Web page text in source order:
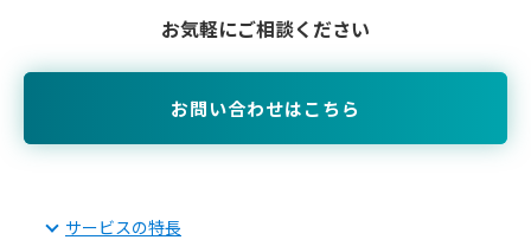
お気軽にご相談ください
お問い合わせはこちら
サービスの特長